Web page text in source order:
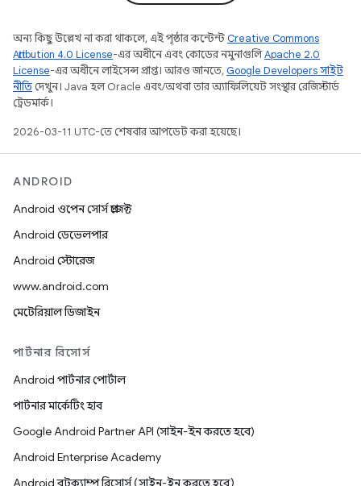
অন্য কিছু উল্লেখ না করা থাকলে, এই পৃষ্ঠার কন্টেন্টCreative Commons
Attribution 4.0 License-এর অধীনে এবং কোডের নমুনাগুলিApache 2.0
License-এর অধীনে লাইসেন্স প্রাপ্ত। আরও জানতে,Google Developers সাইট
নীতি দেখুন। Java হল Oracle এবং/অথবা তার অ্যাফিলিয়েট সংস্থার রেজিস্টার্ড
ট্রেডমার্ক।
2026-03-11 UTC-তে শেষবার আপডেট করা হয়েছে।
ANDROID
Android ওপেন সোর্স প্রজেক্ট
Android ডেভেলপার
Android স্টোরেজ
www.android.com
মেটেরিয়াল ডিজাইন
পার্টনার রিসোর্স
Android পার্টনার পোর্টাল
পার্টনার মার্কেটিং হাব
Google Android Partner API (সাইন-ইন করতে হবে)
Android Enterprise Academy